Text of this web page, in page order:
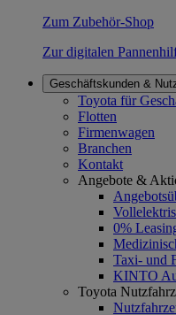
Zum Zubehör-Shop
Zur digitalen
Geschäftskunden &
Toyota für
Flotten
Firmenwagen
Branchen
Kontakt
Angebote &
0%
Taxi- und
KINTO
Toyota